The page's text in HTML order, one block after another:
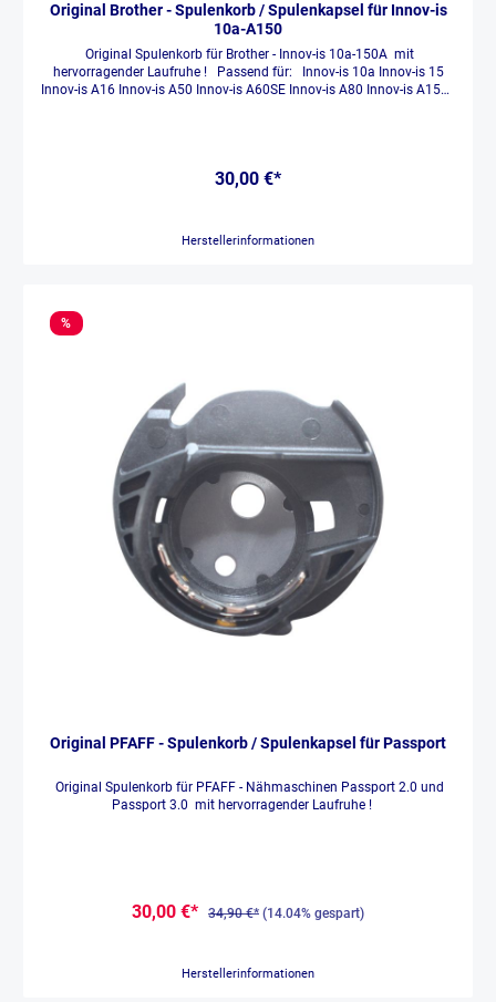
Original Brother - Spulenkorb / Spulenkapsel für Innov-is
10a-A150
Original Spulenkorb für Brother - Innov-is 10a-150A mit
hervorragender Laufruhe ! Passend für: Innov-is 10a Innov-is 15
Innov-is A16 Innov-is A50 Innov-is A60SE Innov-is A80 Innov-is A150
30,00 €*
Herstellerinformationen
%
Original PFAFF - Spulenkorb / Spulenkapsel für Passport
Original Spulenkorb für PFAFF - Nähmaschinen Passport 2.0 und
Passport 3.0 mit hervorragender Laufruhe !
30,00 €* 34,90 €* (14.04% gespart)
Herstellerinformationen